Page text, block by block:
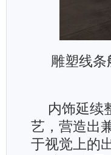
雕塑线
内饰延续
艺，营造出
于视觉上的